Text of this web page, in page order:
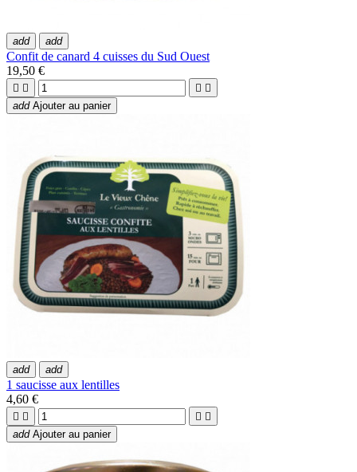
add add
Confit de canard 4 cuisses du Sud Ouest
19,50 €
   
add Ajouter au panier
add add
1 saucisse aux lentilles
4,60 €
   
add Ajouter au panier